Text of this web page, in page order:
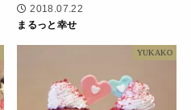
2018.07.22
まるっと幸せ
YUKAKO